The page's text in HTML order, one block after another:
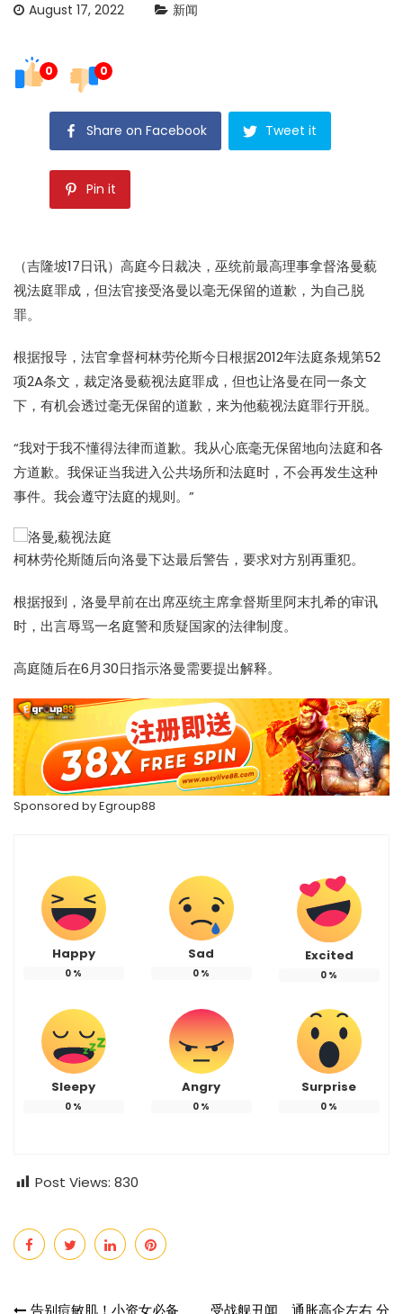
August 17, 2022 新闻
0 0
Share on Facebook Tweet it
Pin it
（吉隆坡17日讯）高庭今日裁决，巫统前最高理事拿督洛曼藐
视法庭罪成，但法官接受洛曼以毫无保留的道歉，为自己脱
罪。
根据报导，法官拿督柯林劳伦斯今日根据2012年法庭条规第52
项2A条文，裁定洛曼藐视法庭罪成，但也让洛曼在同一条文
下，有机会透过毫无保留的道歉，来为他藐视法庭罪行开脱。
“我对于我不懂得法律而道歉。我从心底毫无保留地向法庭和各
方道歉。我保证当我进入公共场所和法庭时，不会再发生这种
事件。我会遵守法庭的规则。”
柯林劳伦斯随后向洛曼下达最后警告，要求对方别再重犯。
根据报到， 洛曼早前在出席巫统主席拿督斯里阿末扎希的审讯
时，出言辱骂一名庭警和质疑国家的法律制度。
高庭随后在6月30日指示洛曼需要提出解释。
Sponsored byEgroup88
Happy
0 %
Sad
0 %
Excited
0 %
Sleepy
0 %
Angry
0 %
Surprise
0 %
Post Views: 830